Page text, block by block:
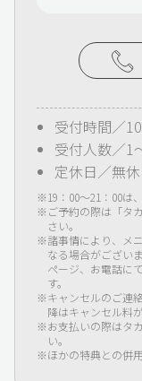
受付時間／
受付人数／1
定休日／無休
19：00～21：00は
ご予約の際は「タ
さい。
諸事情により、メ
なる場合がござい
ページ、お電話に
す。
キャンセルのご連
降はキャンセル料
お支払いの際はタ
い。
ほかの特典との併